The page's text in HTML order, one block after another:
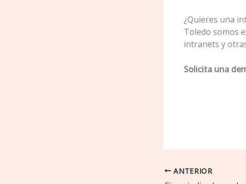
¿Quieres una
Toledo somos
intranets y
Solicita una
ANTERIOR